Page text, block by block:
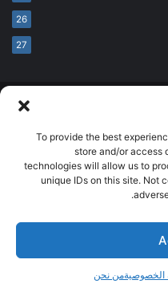
To provide the best
store and/or access
technologies will allow us to
unique IDs on this site. Not
الخصوصيةمن نحن
26
27
developed
اتصل بنا
سياسة الخصوصية
تيلقرام‫TikTok